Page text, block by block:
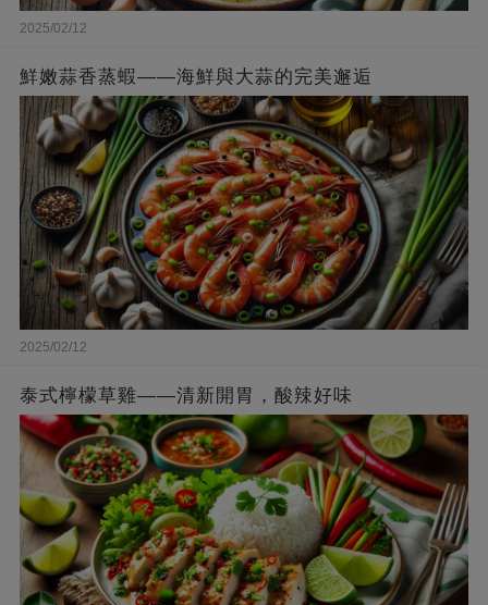
2025/02/12
鮮嫩蒜香蒸蝦——海鮮與大蒜的完美邂逅
2025/02/12
泰式檸檬草雞——清新開胃，酸辣好味